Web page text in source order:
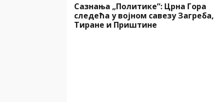
Сазнања „Политике”: Црна Гора
следећа у војном савезу Загреба,
Тиране и Приштине